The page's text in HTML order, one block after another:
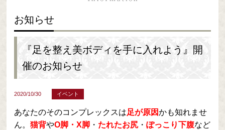
お知らせ
『足を整え美ボディを手に入れよう』開
催のお知らせ
2020/10/30 イベント
あなたのそのコンプレックスは足が原因かも知れませ
ん。猫背やO脚・X脚 ・ たれたお尻 ・ぽっこり下腹など